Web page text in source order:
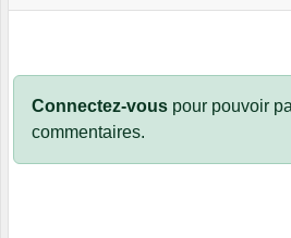
Connectez-vous pour pouvoir
commentaires.